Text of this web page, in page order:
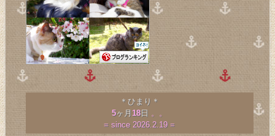
＊ひまり＊
5ヶ月 18日 。。
= since 2026.2.19 =